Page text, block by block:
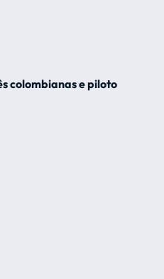
colombianas e piloto